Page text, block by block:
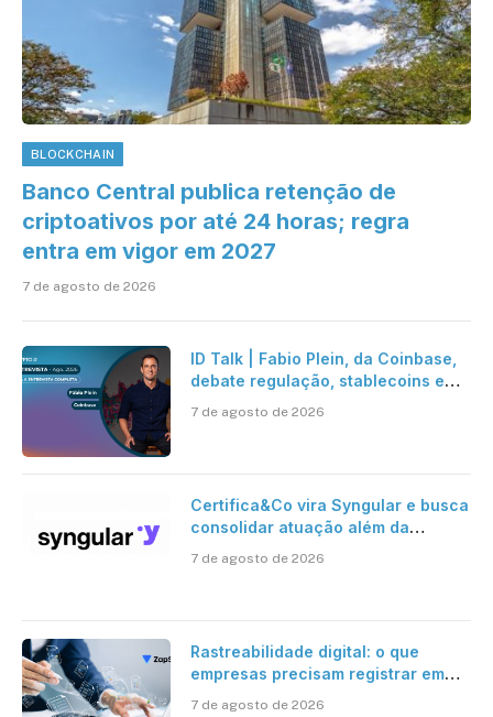
BLOCKCHAIN
Banco Central publica retenção de
criptoativos por até 24 horas; regra
entra em vigor em 2027
7 de agosto de 2026
ID Talk | Fabio Plein, da Coinbase,
debate regulação, stablecoins e
7 de agosto de 2026
Certifica&Co vira Syngular e busca
consolidar atuação além da
7 de agosto de 2026
Rastreabilidade digital: o que
empresas precisam registrar em
7 de agosto de 2026